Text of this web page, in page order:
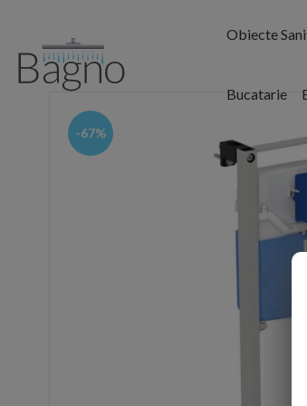
Obiecte
Bucatarie
-67%